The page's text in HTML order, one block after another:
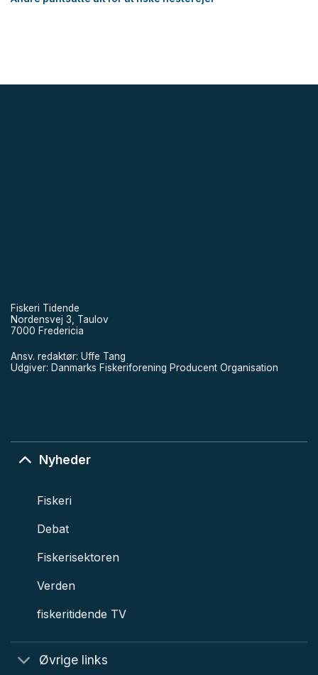
Fiskeri Tidende
Nordensvej 3, Taulov
7000 Fredericia
Ansv. redaktør: Uffe Tang
Udgiver: Danmarks Fiskeriforening Producent Organisation
Nyheder
Fiskeri
Debat
Fiskerisektoren
Verden
fiskeritidende TV
Øvrige links